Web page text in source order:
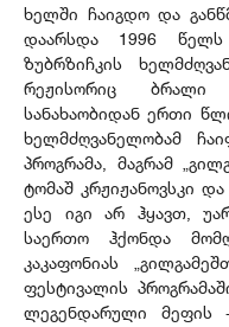
ხელში ჩაიგდო და
დაარსდა 1996
ზუბრზიჩკის
რეჟისორიც ბრალი
სანახაობიდან ერთი
ხელმძღვანელობამ
პროგრამა, მაგრამ
ტომაშ კრჟიჟანოვსკი
ესე იგი არ ჰყავთ,
საერთო ჰქონდა
კაკაფონიას
ფესტივალის
ლეგენდარული მეფის